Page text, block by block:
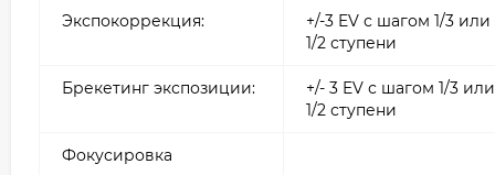
Экспокоррекция:
+/-3 EV с шагом 1/3 или
1/2 ступени
Брекетинг экспозиции:
+/- 3 EV с шагом 1/3 или
1/2 ступени
Фокусировка